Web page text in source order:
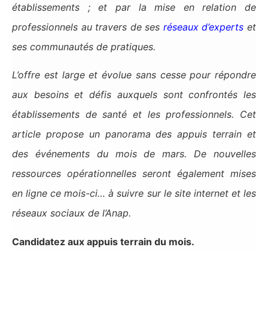
établissements ; et par la mise en relation de
professionnels au travers de ses réseaux d’experts et
ses communautés de pratiques.
L’offre est large et évolue sans cesse pour répondre
aux besoins et défis auxquels sont confrontés les
établissements de santé et les professionnels. Cet
article propose un panorama des appuis terrain et
des événements du mois de mars. De nouvelles
ressources opérationnelles seront également mises
en ligne ce mois-ci… à suivre sur le site internet et les
réseaux sociaux de l’Anap.
Candidatez aux appuis terrain du mois.